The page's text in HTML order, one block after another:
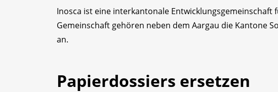
Inosca ist eine interkantonale
Gemeinschaft gehören neben dem Aargau die Kantone
an.
Papierdossiers ersetzen